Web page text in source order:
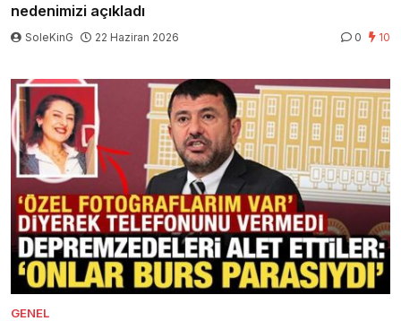
nedenimizi açıkladı
SoleKinG 22 Haziran 2026 0 10
GENEL